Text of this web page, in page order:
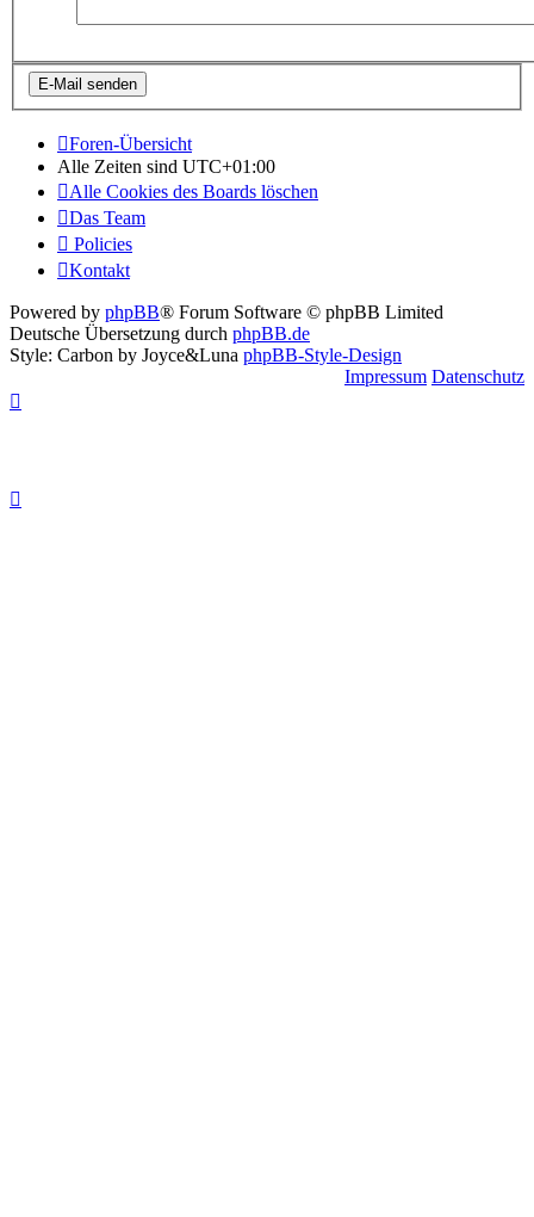
Foren-Übersicht
Alle Zeiten sind UTC+01:00
Alle Cookies des Boards löschen
Das Team
Policies
Kontakt
Powered by phpBB® Forum Software © phpBB Limited
Deutsche Übersetzung durch phpBB.de
Style: Carbon by Joyce&Luna phpBB-Style-Design
Impressum Datenschutz